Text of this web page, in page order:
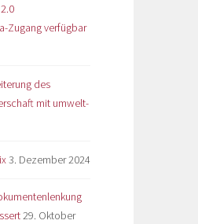
Zugang verfügbar
des
mit umwelt-
3. Dezember 2024
29. Oktober